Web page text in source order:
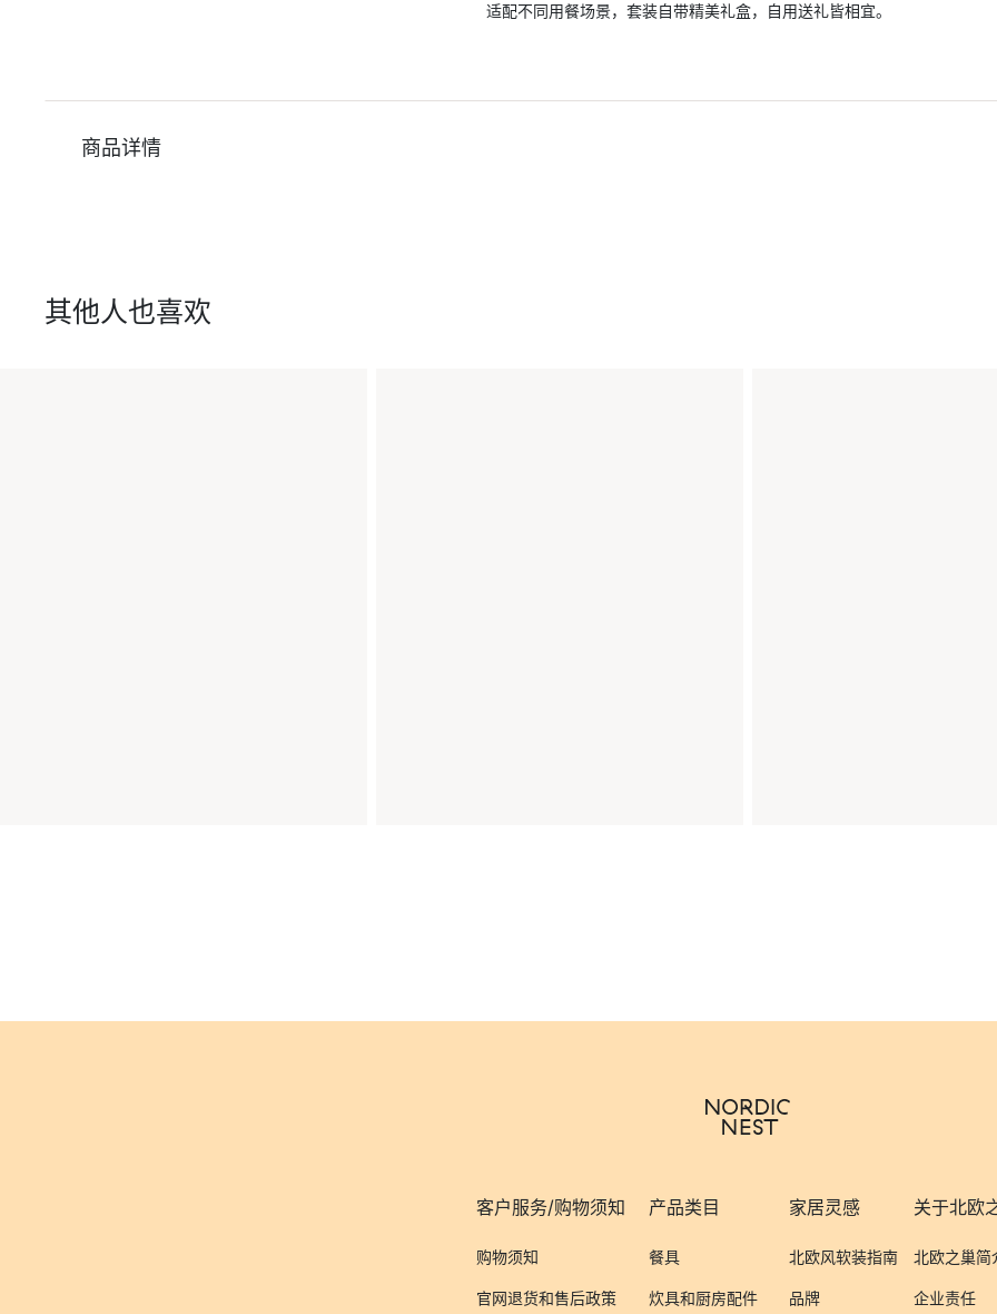
适配不同用餐场景，套装自带精美礼盒，自用送礼皆相宜。
商品详情
其他人也喜欢
客户服务/购物须知
购物须知
官网退货和售后政策
产品类目
餐具
炊具和厨房配件
家居灵感
北欧风软装指南
品牌
关于北欧
北欧之巢简
企业责任